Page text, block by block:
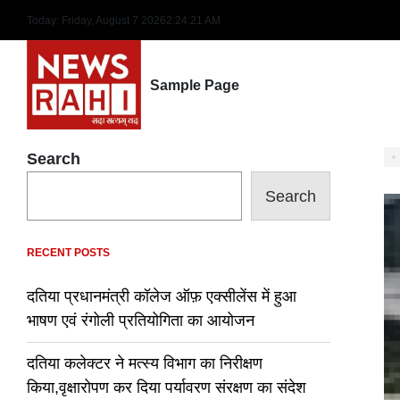
content
Today: Friday, August 7 20262:24:21 AM
Sample Page
Search
Search
RECENT POSTS
दतिया प्रधानमंत्री कॉलेज ऑफ़ एक्सीलेंस में हुआ
भाषण एवं रंगोली प्रतियोगिता का आयोजन
दतिया कलेक्टर ने मत्स्य विभाग का निरीक्षण
किया,वृक्षारोपण कर दिया पर्यावरण संरक्षण का संदेश